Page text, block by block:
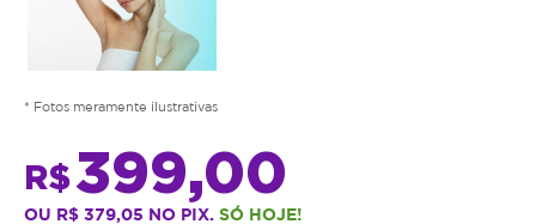
* Fotos meramente ilustrativas
R$399,00
OU R$ 379,05 NO PIX. SÓ HOJE!